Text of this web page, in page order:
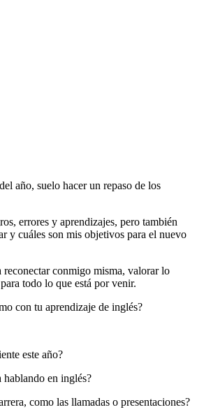
año, suelo hacer un repaso de los
errores y aprendizajes, pero también
y cuáles son mis objetivos para el nuevo
reconectar conmigo misma, valorar lo
todo lo que está por venir.
con tu aprendizaje de inglés?
este año?
hablando en inglés?
como las llamadas o presentaciones?